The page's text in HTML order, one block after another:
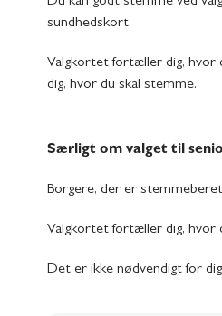
sundhedskort.
Valgkortet fortæller dig, hvor
dig, hvor du skal stemme.
Særligt om valget til
Borgere, der er
Valgkortet fortæller dig, hvor
Det er ikke nødvendigt for